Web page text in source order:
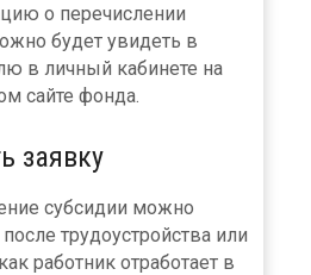
о перечислении
будет увидеть в
в личный кабинете на
сайте фонда.
заявку
субсидии можно
трудоустройства или
работник отработает в